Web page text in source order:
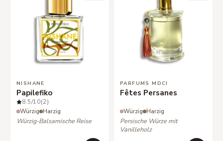
NISHANE
Papilefiko
8.5/10(2)
Würzig Harzig
Würzig-Balsamische Reise
PARFUMS MDCI
Fêtes Persanes
Würzig Harzig
Persische Würze mit
Vanilleholz